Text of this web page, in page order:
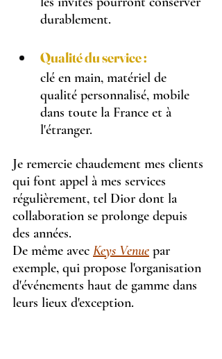
durablement.
Qualité du service :
clé en main, matériel de
qualité personnalisé, mobile
dans toute la France et à
l'étranger.
Je remercie chaudement mes clients
qui font appel à mes services
régulièrement, tel Dior dont la
collaboration se prolonge depuis
des années.
De même avec Keys Venue par
exemple, qui propose l'organisation
d'événements haut de gamme dans
leurs lieux d'exception.